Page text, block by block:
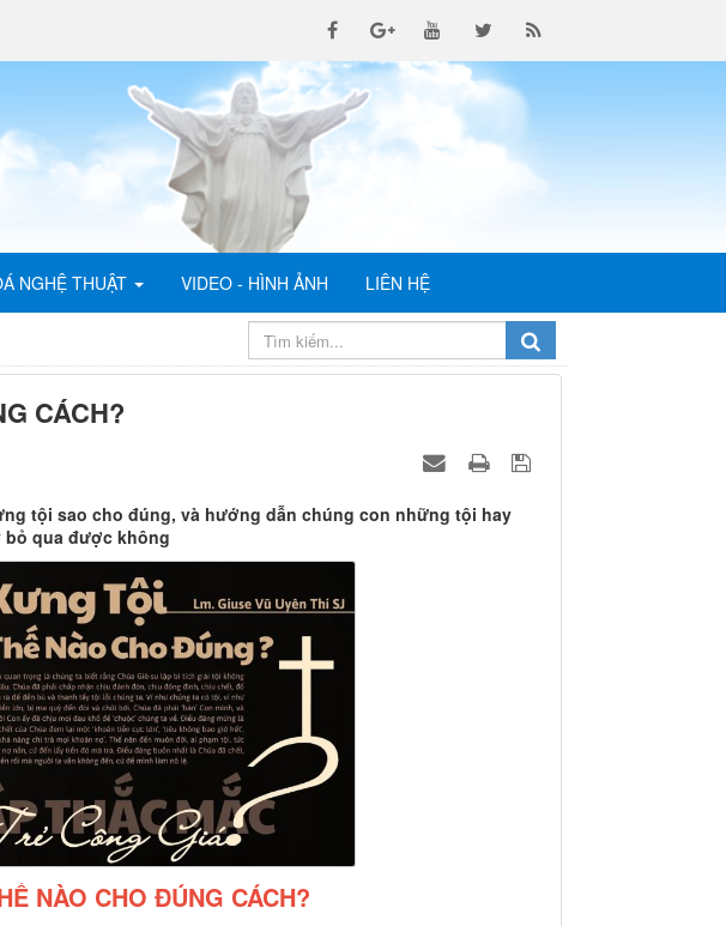
NGHỆ THUẬT VIDEO - HÌNH ẢNH LIÊN HỆ
CÁCH?
tội sao cho đúng, và hướng dẫn chúng con những tội hay
qua được không
NÀO CHO ĐÚNG CÁCH?